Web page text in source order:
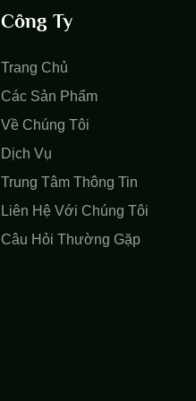
Công Ty
Trang Chủ
Các Sản Phẩm
Về Chúng Tôi
Dịch Vụ
Trung Tâm Thông Tin
Liên Hệ Với Chúng Tôi
Câu Hỏi Thường Gặp